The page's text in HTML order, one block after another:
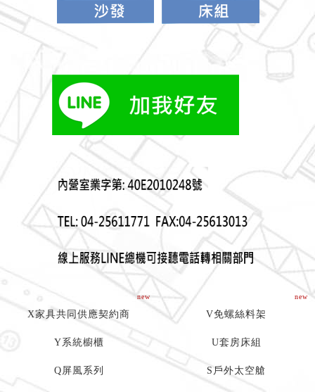
new
X家具共同供應契約商
new
V免螺絲料架
Y系統櫥櫃 U套房床組
Q屏風系列 S戶外太空艙